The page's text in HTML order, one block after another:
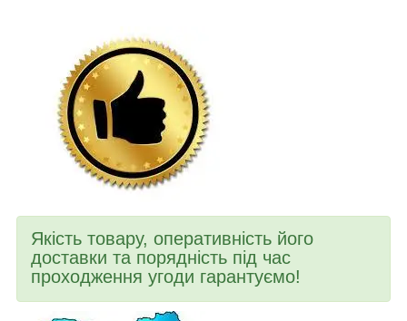
Якість товару, оперативність його
доставки та порядність під час
проходження угоди гарантуємо!